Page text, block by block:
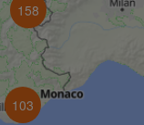
103
158